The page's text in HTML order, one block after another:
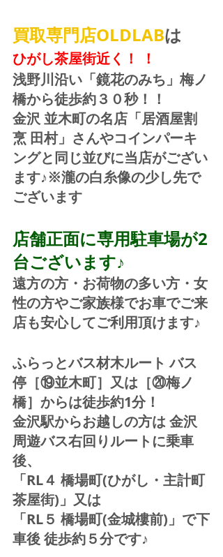
買取専門店OLDLABは
ひがし茶屋街近く！ ！
浅野川沿い「鏡花のみち」梅ノ
橋から徒歩約３０秒！！
金沢 並木町の名店「居酒屋割
烹 田村」さんやコインパーキ
ングと同じ並びに当店がござい
ます♪※瀧の白糸像の少し先で
ございます
店舗正面に専用駐車場が2
台ございます♪
遠方の方・お荷物の多い方・女
性の方やご家族様でお車でご来
店も安心してご利用頂けます♪
ふらっとバス材木ルート バス
停［⑲並木町］又は［⑳梅ノ
橋］からは徒歩約1分！
金沢駅からお越しの方は 金沢
周遊バス右回りルートに乗車
後、
「RL４ 橋場町(ひがし・主計町
茶屋街)」又は
「RL５ 橋場町(金城樓前)」で下
車後 徒歩約５分です♪